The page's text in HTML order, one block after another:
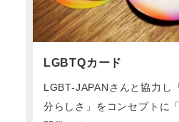
LGBTQカード
LGBT-JAPANさんと協力し
分らしさ」をコンセプトに